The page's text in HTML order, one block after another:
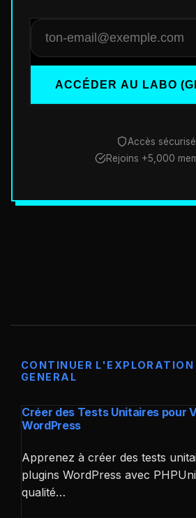
ACCÉDER AU LABO
Accès sécurisé
Rejoins +5,000
CONTINUER L'EXPLORATION
GENERAL
Créer des Tests Unitaires pour
WordPress
Apprenez à créer des tests
plugins WordPress avec
qualité…